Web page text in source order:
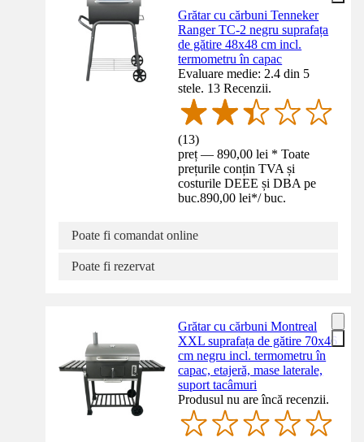
Grătar cu cărbuni Tenneker
Ranger TC-2 negru suprafața
de gătire 48x48 cm incl.
termometru în capac
Evaluare medie: 2.4 din 5
stele. 13 Recenzii.
(13)
preț — 890,00 lei * Toate
prețurile conțin TVA și
costurile DEEE și DBA pe
buc.890,00 lei*/ buc.
Poate fi comandat online
Poate fi rezervat
Grătar cu cărbuni Montreal
XXL suprafața de gătire 70x46
cm negru incl. termometru în
capac, etajeră, mase laterale,
suport tacâmuri
Produsul nu are încă recenzii.